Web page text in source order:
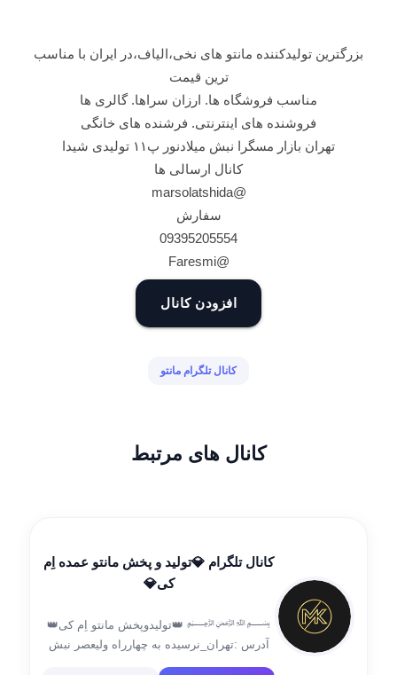
بزرگترین تولیدکننده مانتو های نخی،الیاف،در ایران با مناسب
ترین قیمت
مناسب فروشگاه ها. ارزان سراها. گالری ها
فروشنده های اینترنتی. فرشنده های خانگی
تهران بازار مسگرا نبش میلادنور پ۱۱ تولیدی شیدا
کانال ارسالی ها
@marsolatshida
سفارش
09395205554
@Faresmi
افزودن کانال
کانال تلگرام مانتو
کانال های مرتبط
کانال تلگرام 💎تولید و پخش مانتو عمده اِم
کی💎
﷽ 👑تولیدوپخش مانتو اِم کی👑
آدرس :تهران_نرسیده به چهارراه ولیعصر نبش